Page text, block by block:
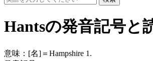
Hantsの発音記号と
意味： [名] ＝Hampshire 1.